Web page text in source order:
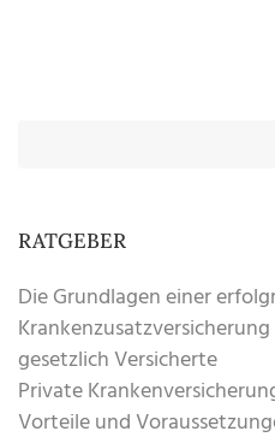
RATGEBER
Die Grundlagen einer
gesetzlich Versicherte
Private
Vorteile und